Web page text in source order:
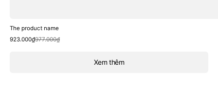
Xem thêm
The product name
Sale
923.000₫
Regular
977.000₫